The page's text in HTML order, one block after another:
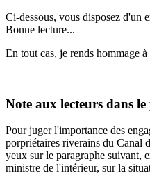
Ci-dessous, vous disposez d'un
Bonne lecture...
En tout cas, je rends hommage
Note aux lecteurs dans
Pour juger l'importance des
porpriétaires riverains du Canal
yeux sur le paragraphe suivant,
ministre de l'intérieur, sur la